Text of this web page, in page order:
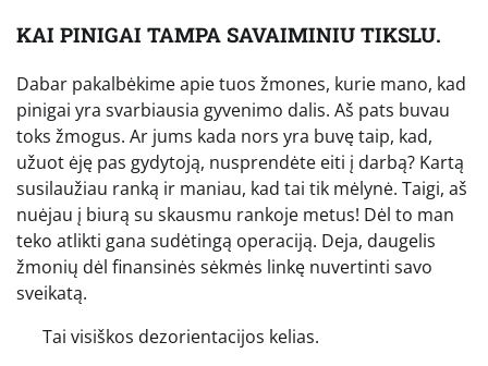
KAI PINIGAI TAMPA SAVAIMINIU TIKSLU.
Dabar pakalbėkime apie tuos žmones, kurie mano, kad
pinigai yra svarbiausia gyvenimo dalis. Aš pats buvau
toks žmogus. Ar jums kada nors yra buvę taip, kad,
užuot ėję pas gydytoją, nusprendėte eiti į darbą? Kartą
susilaužiau ranką ir maniau, kad tai tik mėlynė. Taigi, aš
nuėjau į biurą su skausmu rankoje metus! Dėl to man
teko atlikti gana sudėtingą operaciją. Deja, daugelis
žmonių dėl finansinės sėkmės linkę nuvertinti savo
sveikatą.
Tai visiškos dezorientacijos kelias.